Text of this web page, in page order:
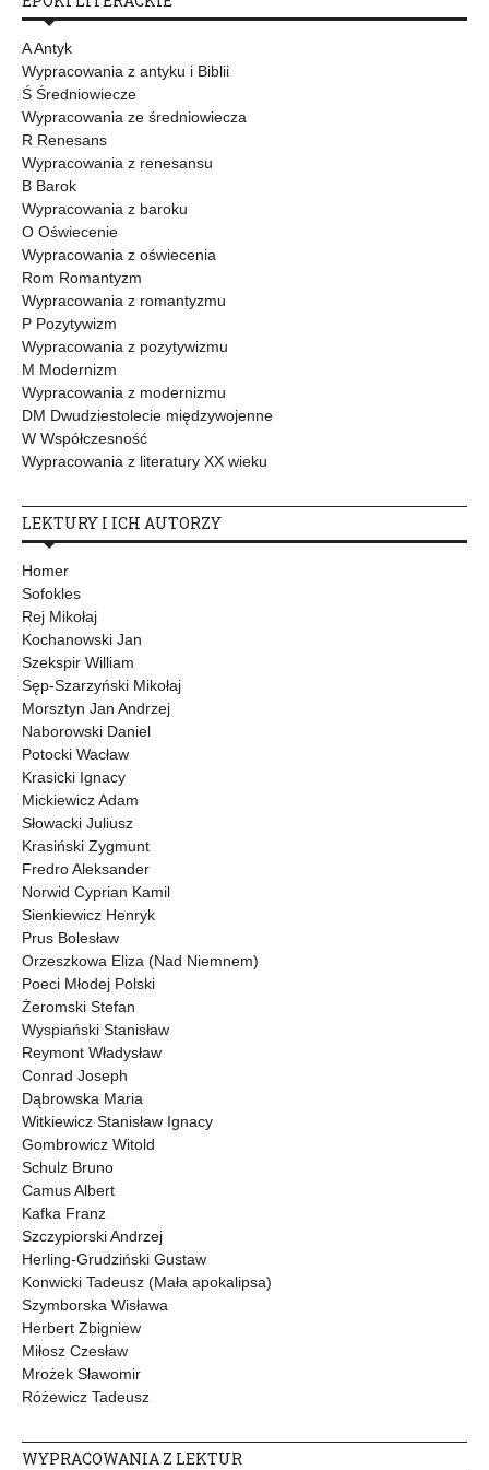
A Antyk
Wypracowania z antyku i Biblii
Ś Średniowiecze
Wypracowania ze średniowiecza
R Renesans
Wypracowania z renesansu
B Barok
Wypracowania z baroku
O Oświecenie
Wypracowania z oświecenia
Rom Romantyzm
Wypracowania z romantyzmu
P Pozytywizm
Wypracowania z pozytywizmu
M Modernizm
Wypracowania z modernizmu
DM Dwudziestolecie międzywojenne
W Współczesność
Wypracowania z literatury XX wieku
LEKTURY I ICH AUTORZY
Homer
Sofokles
Rej Mikołaj
Kochanowski Jan
Szekspir William
Sęp-Szarzyński Mikołaj
Morsztyn Jan Andrzej
Naborowski Daniel
Potocki Wacław
Krasicki Ignacy
Mickiewicz Adam
Słowacki Juliusz
Krasiński Zygmunt
Fredro Aleksander
Norwid Cyprian Kamil
Sienkiewicz Henryk
Prus Bolesław
Orzeszkowa Eliza (Nad Niemnem)
Poeci Młodej Polski
Żeromski Stefan
Wyspiański Stanisław
Reymont Władysław
Conrad Joseph
Dąbrowska Maria
Witkiewicz Stanisław Ignacy
Gombrowicz Witold
Schulz Bruno
Camus Albert
Kafka Franz
Szczypiorski Andrzej
Herling-Grudziński Gustaw
Konwicki Tadeusz (Mała apokalipsa)
Szymborska Wisława
Herbert Zbigniew
Miłosz Czesław
Mrożek Sławomir
Różewicz Tadeusz
WYPRACOWANIA Z LEKTUR